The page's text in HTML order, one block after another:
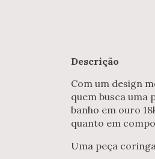
Descrição
Com um design
quem busca uma
banho em ouro
quanto em
Uma peça